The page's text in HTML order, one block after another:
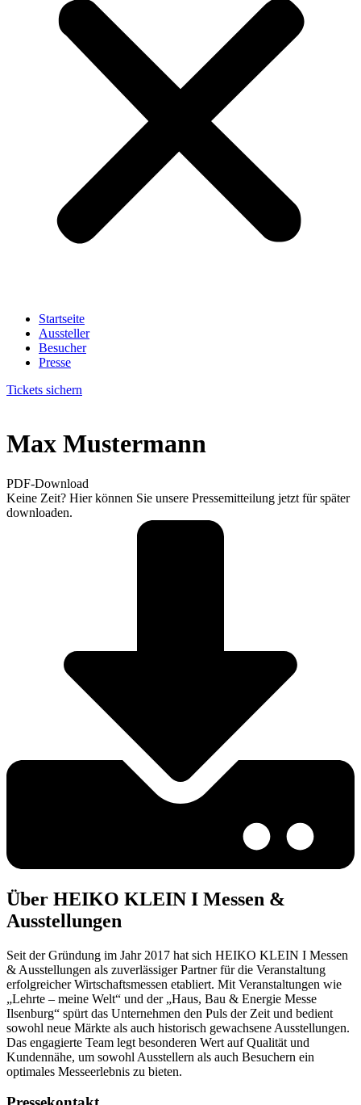
Startseite
Aussteller
Besucher
Presse
Tickets sichern
Max Mustermann
PDF-Download
Keine Zeit? Hier können Sie unsere Pressemitteilung jetzt für später
downloaden.
Über HEIKO KLEIN I Messen &
Ausstellungen
Seit der Gründung im Jahr 2017 hat sich HEIKO KLEIN I Messen
& Ausstellungen als zuverlässiger Partner für die Veranstaltung
erfolgreicher Wirtschaftsmessen etabliert. Mit Veranstaltungen wie
„Lehrte – meine Welt“ und der „Haus, Bau & Energie Messe
Ilsenburg“ spürt das Unternehmen den Puls der Zeit und bedient
sowohl neue Märkte als auch historisch gewachsene Ausstellungen.
Das engagierte Team legt besonderen Wert auf Qualität und
Kundennähe, um sowohl Ausstellern als auch Besuchern ein
optimales Messeerlebnis zu bieten.